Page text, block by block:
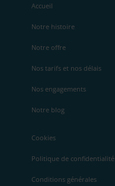
Accueil
Notre histoire
Notre offre
Nos tarifs et nos délais
Nos engagements
Notre blog
Cookies
Politique de confidentialité
Conditions générales